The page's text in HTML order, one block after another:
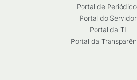
Portal de
Portal do Servidor
Portal da TI
Portal da